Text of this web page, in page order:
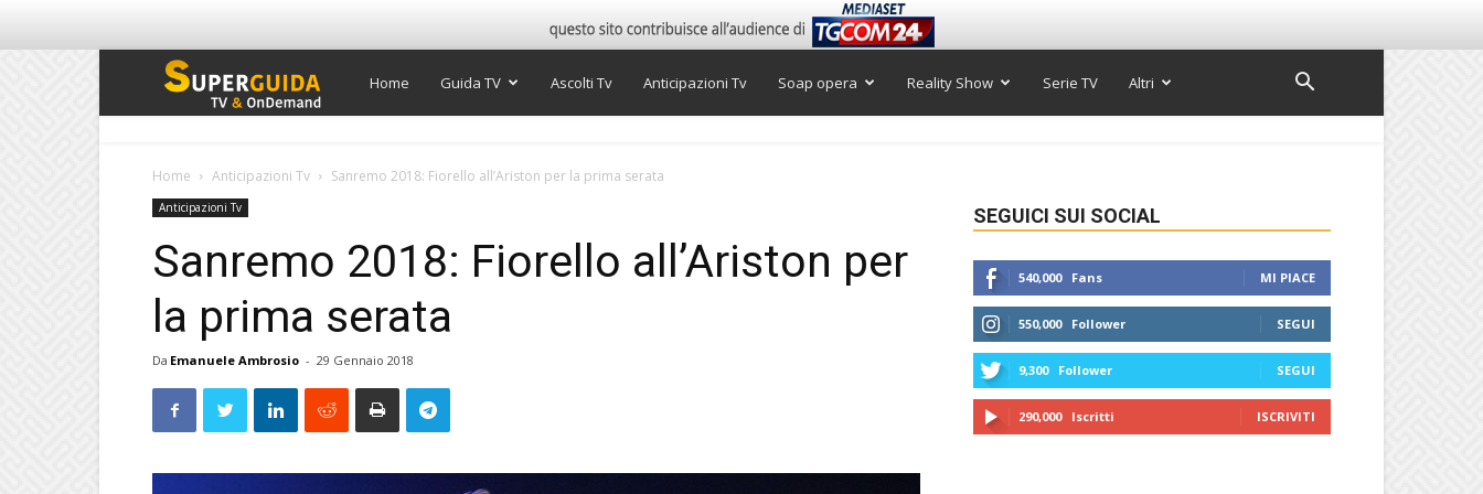
Super
Home Guida TV Ascolti Tv Anticipazioni Tv Soap opera Reality Show Serie TV Altri
Home Anticipazioni Tv Sanremo 2018: Fiorello all’Ariston per la prima serata
Anticipazioni Tv
Sanremo 2018: Fiorello all’Ariston per
la prima serata
Da Emanuele Ambrosio - 29 Gennaio 2018
SEGUICI SUI SOCIAL
540,000 Fans MI PIACE
550,000 Follower SEGUI
9,300 Follower SEGUI
290,000 Iscritti ISCRIVITI